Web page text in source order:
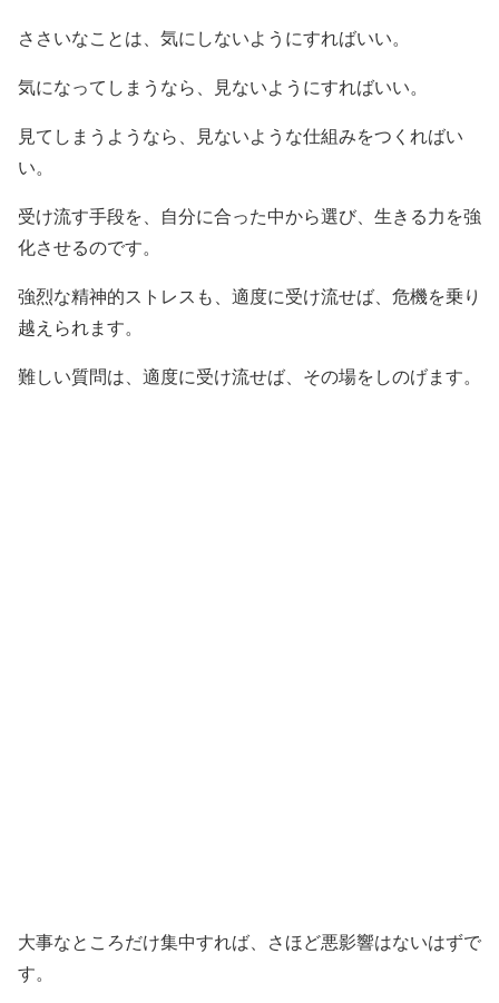
ささいなことは、気にしないようにすればいい。
気になってしまうなら、見ないようにすればいい。
見てしまうようなら、見ないような仕組みをつくればい
い。
受け流す手段を、自分に合った中から選び、生きる力を強
化させるのです。
強烈な精神的ストレスも、適度に受け流せば、危機を乗り
越えられます。
難しい質問は、適度に受け流せば、その場をしのげます。
大事なところだけ集中すれば、さほど悪影響はないはずで
す。